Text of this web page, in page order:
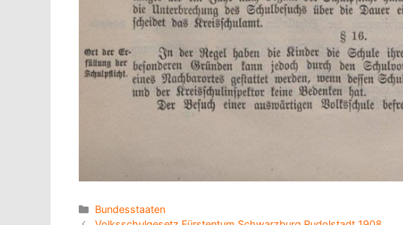
Bundesstaaten